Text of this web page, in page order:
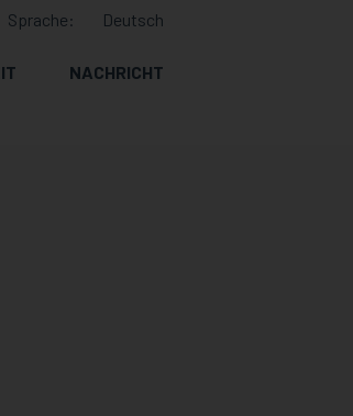
NACHRICHT
Sprache: Deutsch